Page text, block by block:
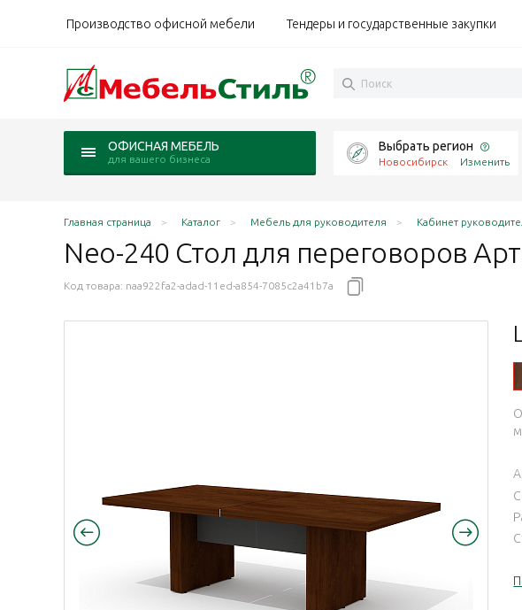
Производство офисной мебели Тендеры и государственные закупки
ОФИСНАЯ МЕБЕЛЬ
для вашего бизнеса
Выбрать регион
Новосибирск Изменить
Главная страница Каталог Мебель для руководителя Кабинет
Neo-240 Стол для переговоров
Код товара: naa922fa2-adad-11ed-a854-7085c2a41b7a